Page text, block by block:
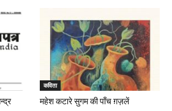
कविता
महेश कटारे सुगम की पॉंच ग़ज़लें